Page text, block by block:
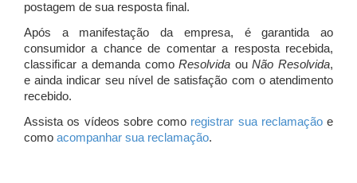
postagem de sua resposta final.
Após a manifestação da empresa, é garantida ao
consumidor a chance de comentar a resposta recebida,
classificar a demanda comoResolvida ouNão Resolvida,
e ainda indicar seu nível de satisfação com o atendimento
recebido.
Assista os vídeos sobre como registrar sua reclamaçãoe
como acompanhar sua reclamação.